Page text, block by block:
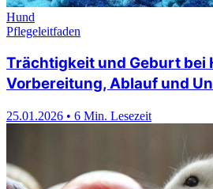
Hund
Pflegeleitfaden
Trächtigkeit und Geburt bei
Vorbereitung, Ablauf und
25.01.2026 • 6 Min. Lesezeit